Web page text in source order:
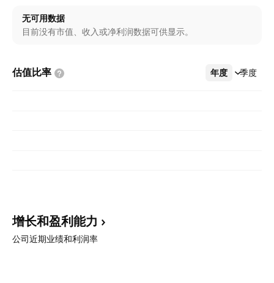
无可用数据
目前没有市值、收入或净利润数据可供显示。
估值比率 年度 季度
更多
增长和盈利能力
公司近期业绩和利润率